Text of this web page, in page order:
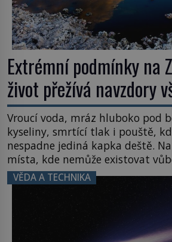
Extrémní podmínky na
život přežívá navzdory
Vroucí voda, mráz hluboko pod
kyseliny, smrtící tlak i pouště,
nespadne jediná kapka deště.
místa, kde nemůže existovat
právě tady vědci objevují
posouvají hranice života. Každý
naše představy o tom, co
napovídá, kde bychom jednou […]
VĚDA A TECHNIKA